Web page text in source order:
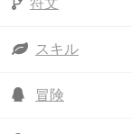
符文
スキル
冒険